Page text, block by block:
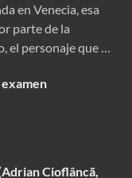
en Venecia, esa
parte de la
el personaje que …
Cioflâncã,